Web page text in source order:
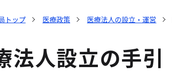
トップ 医療政策 医療法人の設立・運営
法人設立の手引